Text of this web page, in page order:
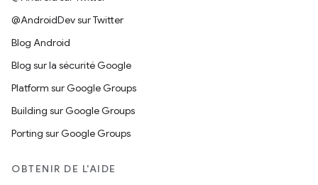
@AndroidDev sur Twitter
Blog Android
Blog sur la sécurité Google
Platform sur Google Groups
Building sur Google Groups
Porting sur Google Groups
OBTENIR DE L'AIDE